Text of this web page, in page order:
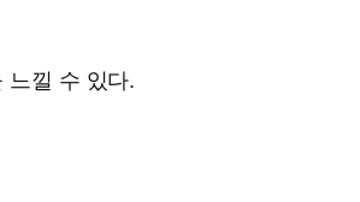
느낄 수 있다.